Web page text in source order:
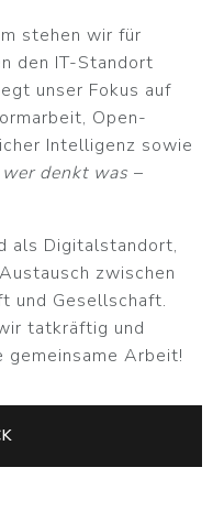
stehen wir für
den IT-Standort
unser Fokus auf
Open-
Intelligenz sowie
wer denkt was –
als Digitalstandort,
zwischen
und Gesellschaft.
tatkräftig und
gemeinsame Arbeit!